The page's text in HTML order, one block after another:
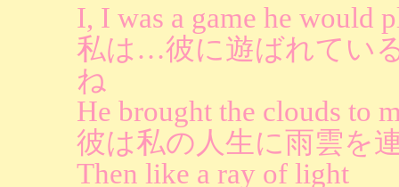
I, I was a game he would
私は…彼に遊ばれてい
ね
He brought the clouds to
彼は私の人生に雨雲を
Then like a ray of light